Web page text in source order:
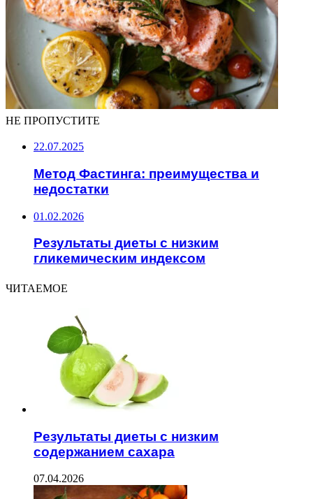
НЕ ПРОПУСТИТЕ
22.07.2025
Метод Фастинга: преимущества и
недостатки
01.02.2026
Результаты диеты с низким
гликемическим индексом
ЧИТАЕМОЕ
Результаты диеты с низким
содержанием сахара
07.04.2026